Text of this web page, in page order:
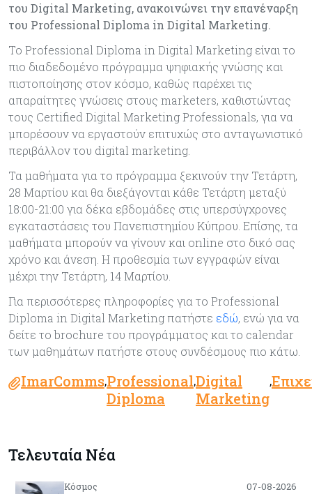
του Digital Marketing, ανακοινώνει την επανέναρξη
του Professional Diploma in Digital Marketing.
To Professional Diploma in Digital Marketing είναι το
πιο διαδεδομένο πρόγραμμα ψηφιακής γνώσης και
πιστοποίησης στον κόσμο, καθώς παρέχει τις
απαραίτητες γνώσεις στους marketers, καθιστώντας
τους Certified Digital Marketing Professionals, για να
μπορέσουν να εργαστούν επιτυχώς στο ανταγωνιστικό
περιβάλλον του digital marketing.
Τα μαθήματα για το πρόγραμμα ξεκινούν την Τετάρτη,
28 Μαρτίου και θα διεξάγονται κάθε Τετάρτη μεταξύ
18:00-21:00 για δέκα εβδομάδες στις υπερσύγχρονες
εγκαταστάσεις του Πανεπιστημίου Κύπρου. Επίσης, τα
μαθήματα μπορούν να γίνουν και online στο δικό σας
χρόνο και άνεση. Η προθεσμία των εγγραφών είναι
μέχρι την Τετάρτη, 14 Μαρτίου.
Για περισσότερες πληροφορίες για το Professional
Diploma in Digital Marketing πατήστε εδώ, ενώ για να
δείτε το brochure του προγράμματος και το calendar
των μαθημάτων πατήστε στους συνδέσμους πιο κάτω.
ImarComms,Professional
Diploma
,Digital
Marketing
,
Τελευταία Νέα
Κόσμος 07-08-2026